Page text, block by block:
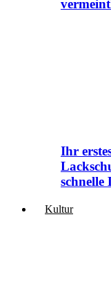
Ihr
schnelle
Kultur